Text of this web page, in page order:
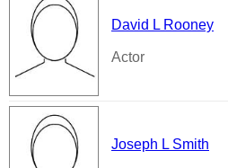
David L Rooney
Actor
Joseph L Smith